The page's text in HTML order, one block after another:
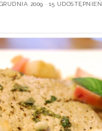
2009
15 UDOSTĘPNIEŃ